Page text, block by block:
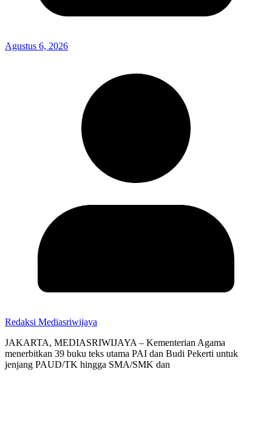
Agustus 6, 2026
Redaksi Mediasriwijaya
JAKARTA, MEDIASRIWIJAYA – Kementerian Agama
menerbitkan 39 buku teks utama PAI dan Budi Pekerti untuk
jenjang PAUD/TK hingga SMA/SMK dan